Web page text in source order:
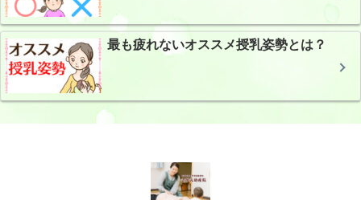
最も疲れないオススメ授乳姿勢とは？